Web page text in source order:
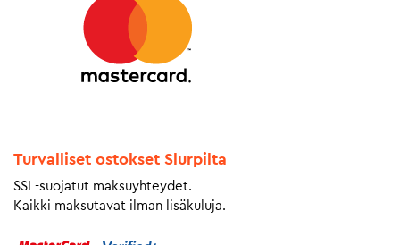
Turvalliset ostokset Slurpilta
SSL-suojatut maksuyhteydet.
Kaikki maksutavat ilman lisäkuluja.